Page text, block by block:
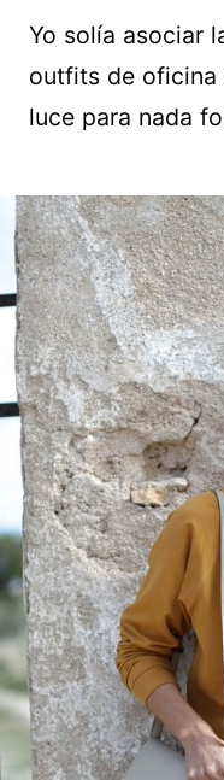
Yo solía asociar
outfits de oficina
luce para nada